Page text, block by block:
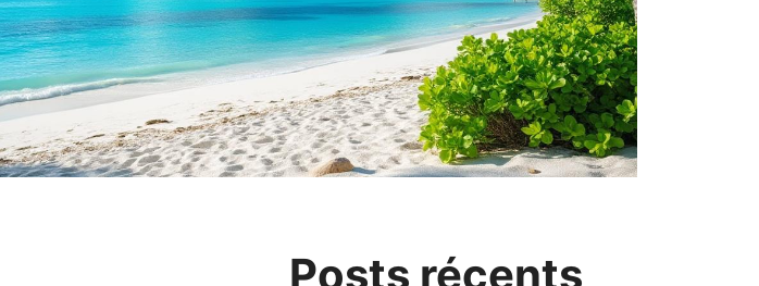
Posts récents